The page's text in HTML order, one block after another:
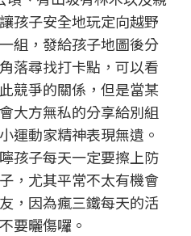
孩子安全地玩定向越野
組，發給孩子地圖後分
落尋找打卡點，可以看
競爭的關係，但是當某
大方無私的分享給別組
運動家精神表現無遺。
孩子每天一定要擦上防
，尤其平常不太有機會
，因為瘋三鐵每天的活
要曬傷囉。